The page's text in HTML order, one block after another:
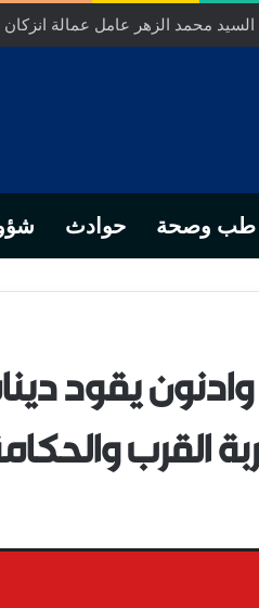
السيد محمد الزهر عامل عمالة
طب وصحة حوادث
يقود
القرب